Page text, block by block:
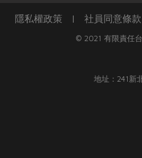
隱私權政策 | 社員同意條款
© 2021 有限責任
地址：241新